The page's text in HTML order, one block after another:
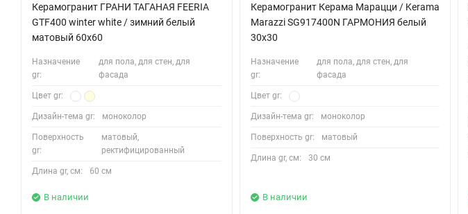
Керамогранит ГРАНИ ТАГАНАЯ FEERIA
GTF400 winter white / зимний белый
матовый 60x60
Назначение
gr:
для пола, для стен, для
фасада
Цвет gr:
Дизайн-тема gr: моноколор
Поверхность
gr:
матовый,
ректифицированный
Длина gr, см: 60 см
В наличии
Керамогранит Керама Марацци / Kerama
Marazzi SG917400N ГАРМОНИЯ белый
30x30
Назначение
gr:
для пола, для стен, для
фасада
Цвет gr:
Дизайн-тема gr: моноколор
Поверхность gr: матовый
Длина gr, см: 30 см
В наличии